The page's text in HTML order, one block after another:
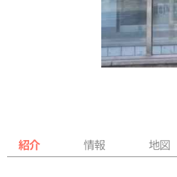
紹介 情報 地図